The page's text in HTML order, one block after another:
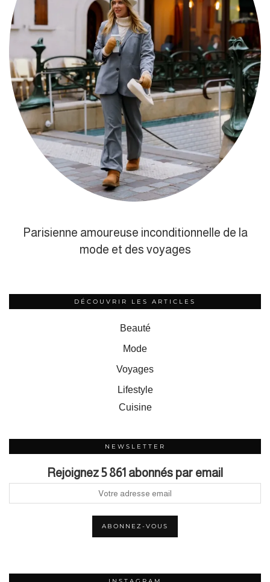
Parisienne amoureuse inconditionnelle de la
mode et des voyages
DÉCOUVRIR LES ARTICLES
Beauté
Mode
Voyages
Lifestyle
Cuisine
NEWSLETTER
Rejoignez 5 861 abonnés par email